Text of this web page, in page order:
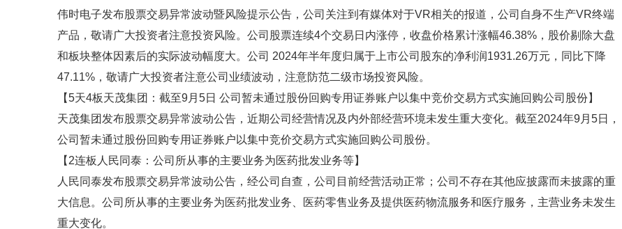
伟时电子发布股票交易异常波动暨风险提示公告，公司关注到有媒体对于VR相关的报道，公司自身不生产VR终端
产品，敬请广大投资者注意投资风险。公司股票连续4个交易日内涨停，收盘价格累计涨幅46.38%，股价剔除大盘
和板块整体因素后的实际波动幅度大。公司 2024年半年度归属于上市公司股东的净利润1931.26万元，同比下降
47.11%，敬请广大投资者注意公司业绩波动，注意防范二级市场投资风险。
【5天4板天茂集团：截至9月5日 公司暂未通过股份回购专用证券账户以集中竞价交易方式实施回购公司股份】
天茂集团发布股票交易异常波动公告，近期公司经营情况及内外部经营环境未发生重大变化。截至2024年9月5日，
公司暂未通过股份回购专用证券账户以集中竞价交易方式实施回购公司股份。
【2连板人民同泰：公司所从事的主要业务为医药批发业务等】
人民同泰发布股票交易异常波动公告，经公司自查，公司目前经营活动正常；公司不存在其他应披露而未披露的重
大信息。公司所从事的主要业务为医药批发业务、医药零售业务及提供医药物流服务和医疗服务，主营业务未发生
重大变化。